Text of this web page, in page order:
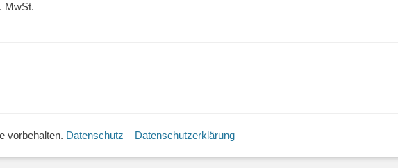
MwSt.
vorbehalten. Datenschutz – Datenschutzerklärung